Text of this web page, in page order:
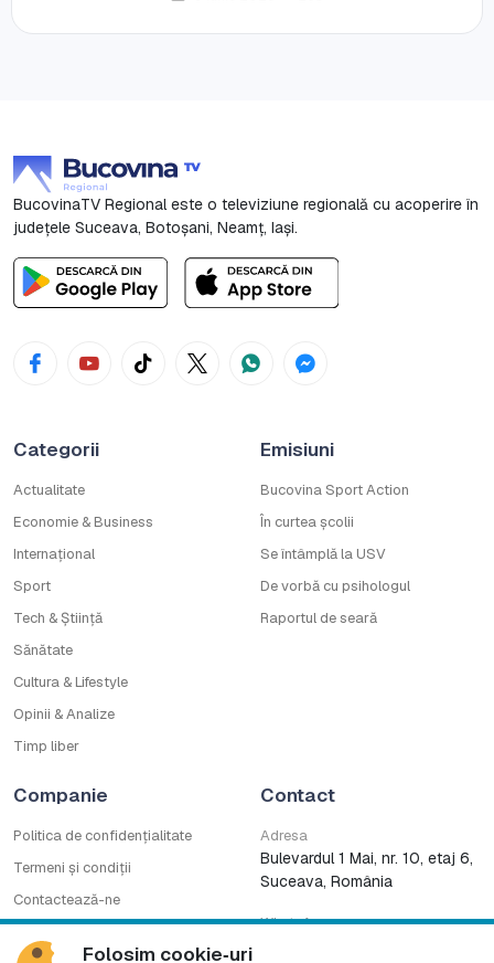
BucovinaTV Regional este o televiziune regională cu acoperire în
județele Suceava, Botoşani, Neamț, Iași.
Categorii
Actualitate
Economie & Business
Internațional
Sport
Tech & Știință
Sănătate
Cultura & Lifestyle
Opinii & Analize
Timp liber
Emisiuni
Bucovina Sport Action
În curtea școlii
Se întâmplă la USV
De vorbă cu psihologul
Raportul de seară
Companie
Politica de confidențialitate
Termeni și condiții
Contactează-ne
Contact
Adresa
Bulevardul 1 Mai, nr. 10, etaj 6,
Suceava, România
WhatsApp
Folosim cookie‑uri